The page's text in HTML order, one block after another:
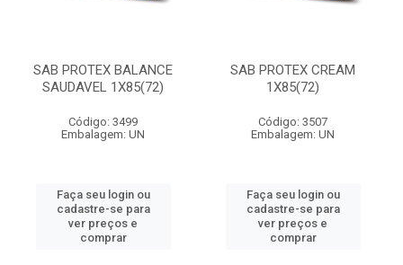
SAB PROTEX BALANCE
SAUDAVEL 1X85(72)
Código: 3499
Embalagem: UN
Faça seu login ou
cadastre-se para
ver preços e
comprar
SAB PROTEX CREAM
1X85(72)
Código: 3507
Embalagem: UN
Faça seu login ou
cadastre-se para
ver preços e
comprar